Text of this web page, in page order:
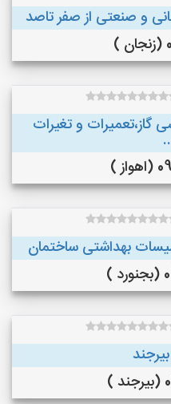
و صنعتی از صفر تاصد
گاز،تعمیرات و تغیرات
)
بهداشتی ساختمان
)
)